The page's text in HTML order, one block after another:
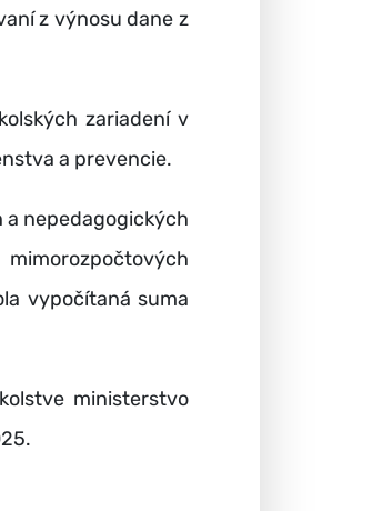
z výnosu dane z
zariadení v
a prevencie.
nepedagogických
vypočítaná suma
ministerstvo